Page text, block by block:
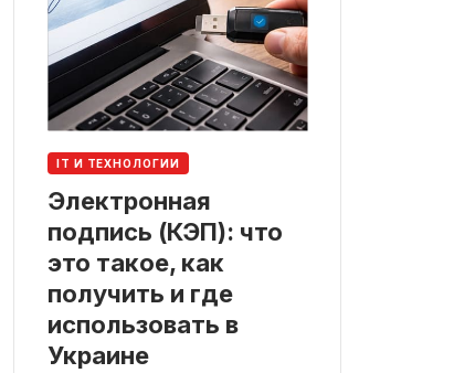
IT И ТЕХНОЛОГИИ
Электронная
подпись (КЭП): что
это такое, как
получить и где
использовать в
Украине